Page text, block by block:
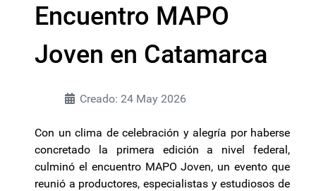
Encuentro MAPO
Joven en Catamarca
Creado: 24 May 2026
Con un clima de celebración y alegría por haberse
concretado la primera edición a nivel federal,
culminó el encuentro MAPO Joven, un evento que
reunió a productores, especialistas y estudiosos de